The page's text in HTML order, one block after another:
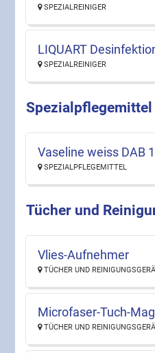
SPEZIALREINIGER
LIQUART
SPEZIALREINIGER
Spezialpflegemittel
Vaseline weiss DAB
SPEZIALPFLEGEMITTEL
Tücher und
Vlies-Aufnehmer
TÜCHER UND
Microfaser-Tuch-
TÜCHER UND